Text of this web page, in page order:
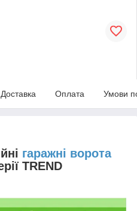
Доставка Оплата Умови
гаражні ворота
TREND